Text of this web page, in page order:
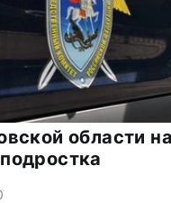
области